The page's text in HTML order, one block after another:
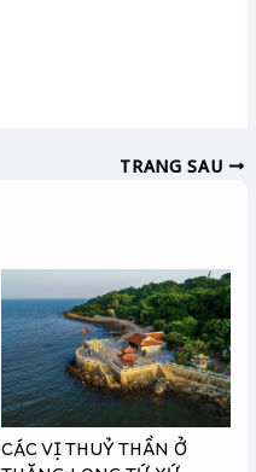
TRANG SAU
CÁC VỊ THUỶ THẦN Ở